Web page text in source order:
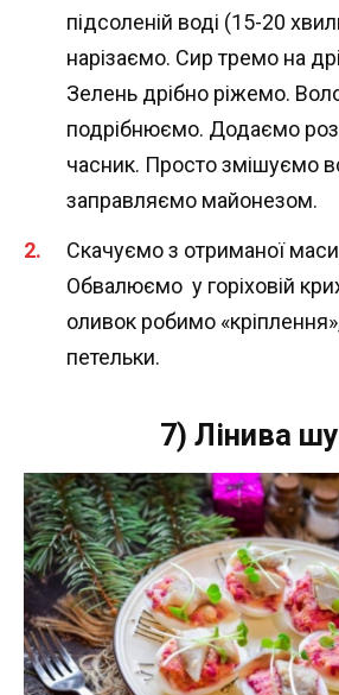
підсоленій воді (15-20
нарізаємо. Сир тремо на
Зелень дрібно ріжемо.
подрібнюємо. Додаємо
часник. Просто змішуємо
заправляємо майонезом.
Скачуємо з отриманої
Обвалюємо у горіховій
оливок робимо «кріплення»,
петельки.
7) Лінива